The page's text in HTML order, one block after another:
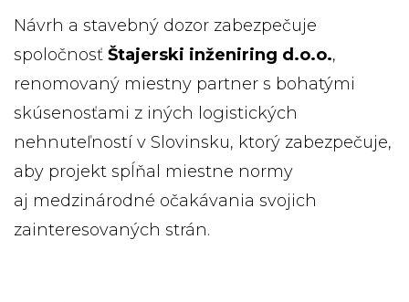
Návrh a stavebný dozor zabezpečuje
spoločnosť Štajerski inženiring d.o.o.,
renomovaný miestny partner s bohatými
skúsenosťami z iných logistických
nehnuteľností v Slovinsku, ktorý zabezpečuje,
aby projekt spĺňal miestne normy
aj medzinárodné očakávania svojich
zainteresovaných strán.